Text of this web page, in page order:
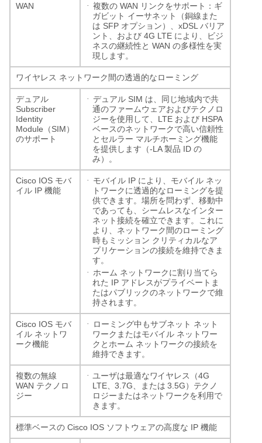
WAN · 複数の WAN リンクをサポート：ギ
ガビット イーサネット（銅線また
は SFP オプション）、 xDSL バリア
ント、および 4G LTE により、ビジ
ネスの継続性と WAN の多様性を実
現します。
ワイヤレス ネットワーク間の透過的なローミング
デュアル
Subscriber
Identity
Module （ SIM ）
のサポート
· デュアル SIM は、同じ地域内で共
通のファームウェアおよびテクノロ
ジーを使用して、 LTE および HSPA
ベースのネットワークで高い信頼性
とセルラー マルチホーミング機能
を提供します（-LA 製品 ID の
み）。
Cisco IOS モバ
イル IP 機能
· モバイル IP により、モバイル ネッ
トワークに透過的なローミングを提
供できます。場所を問わず、移動中
であっても、シームレスなインター
ネット接続を確立できます。これに
より、ネットワーク間のローミング
時もミッション クリティカルなア
プリケーションの接続を維持できま
す。
· ホーム ネットワークに割り当てら
れた IP アドレスがプライベートま
たはパブリックのネットワークで維
持されます。
Cisco IOS モバ
イル ネットワ
ーク機能
· ローミング中もサブネット ネット
ワークまたはモバイル ネットワー
クとホーム ネットワークの接続を
維持できます。
複数の無線
WAN テクノロ
ジー
· ユーザは最適なワイヤレス（4G
LTE、3.7G 、または 3.5G ）テクノ
ロジーまたはネットワークを利用で
きます。
標準ベースの Cisco IOS ソフトウェアの高度な IP 機能